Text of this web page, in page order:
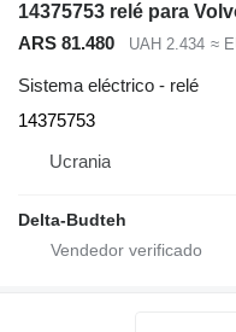
14375753 relé para
ARS 81.480
UAH 2.434 ≈
Sistema eléctrico - relé
14375753
Ucrania
Delta-Budteh